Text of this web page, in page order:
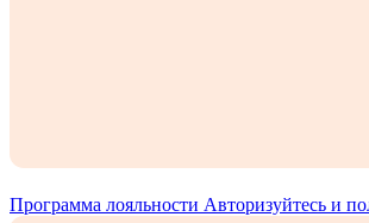
Программа лояльности Авторизуйтесь и